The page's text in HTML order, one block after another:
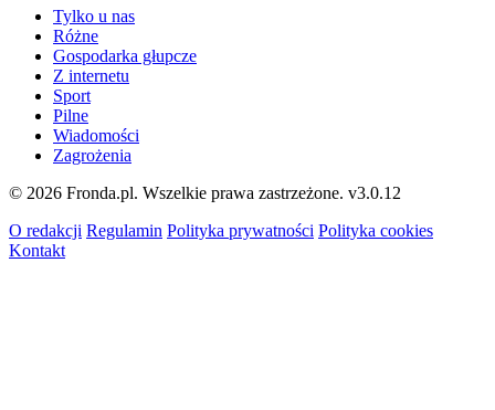
Tylko u nas
Różne
Gospodarka głupcze
Z internetu
Sport
Pilne
Wiadomości
Zagrożenia
© 2026 Fronda.pl. Wszelkie prawa zastrzeżone. v3.0.12
O redakcji Regulamin Polityka prywatności Polityka cookies
Kontakt